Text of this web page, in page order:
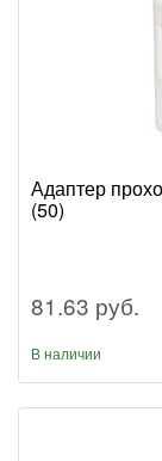
Адаптер
(50)
81.63 руб.
В наличии